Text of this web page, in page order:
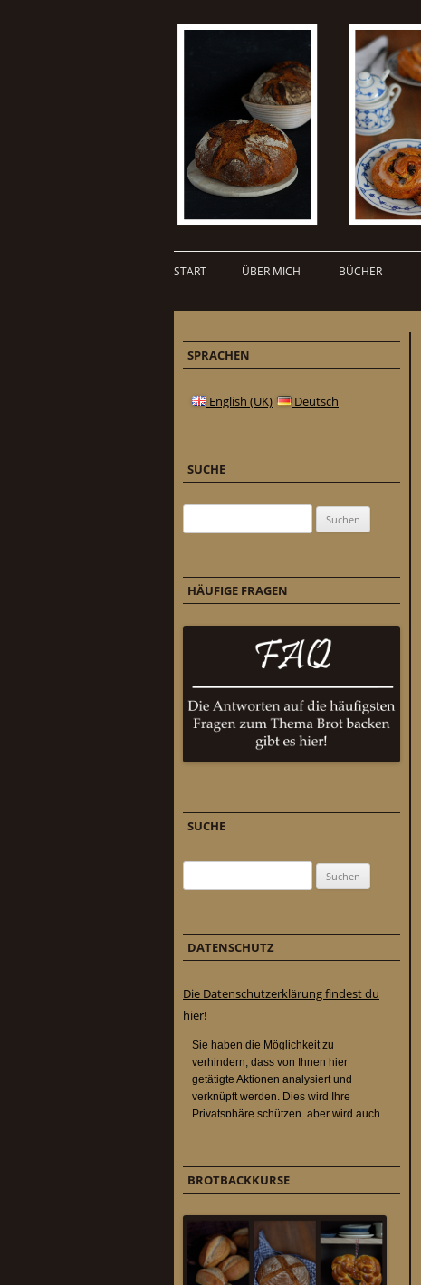
START ÜBER MICH BÜCHER
SPRACHEN
English (UK) Deutsch
SUCHE
HÄUFIGE FRAGEN
SUCHE
DATENSCHUTZ
Die Datenschutzerklärung findest du
hier!
BROTBACKKURSE